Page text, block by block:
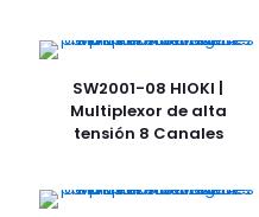
SW2001-08 HIOKI |
Multiplexor de alta
tensión 8 Canales